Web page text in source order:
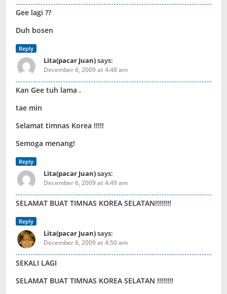
Gee lagi ??
Duh bosen
Reply
Lita(pacar Juan)says:
December 6, 2009 at 4:48 am
Kan Gee tuh lama .
tae min
Selamat timnas Korea !!!!!
Semoga menang!
Reply
Lita(pacar Juan)says:
December 6, 2009 at 4:49 am
SELAMAT BUAT TIMNAS KOREA SELATAN!!!!!!!!
Reply
Lita(pacar Juan)says:
December 6, 2009 at 4:50 am
SEKALI LAGI
SELAMAT BUAT TIMNAS KOREA SELATAN !!!!!!!!